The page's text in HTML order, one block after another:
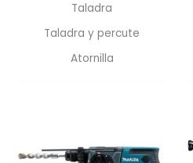
Taladra
Taladra y percute
Atornilla